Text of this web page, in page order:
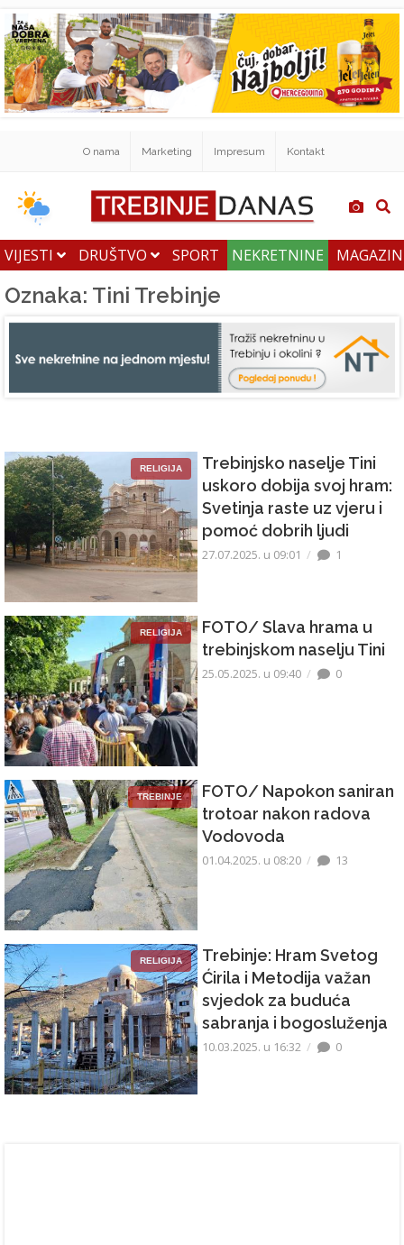
O nama Marketing Impresum Kontakt
VIJESTI DRUŠTVO SPORT NEKRETNINE
Oznaka: Tini Trebinje
RELIGIJA
Trebinjsko naselje Tini
uskoro dobija svoj hram:
Svetinja raste uz vjeru i
pomoć dobrih ljudi
27.07.2025. u 09:01 1
RELIGIJA
FOTO/ Slava hrama u
trebinjskom naselju Tini
25.05.2025. u 09:40 0
TREBINJE
FOTO/ Napokon saniran
trotoar nakon radova
Vodovoda
01.04.2025. u 08:20 13
RELIGIJA
Trebinje: Hram Svetog
Ćirila i Metodija važan
svjedok za buduća
sabranja i bogosluženja
10.03.2025. u 16:32 0